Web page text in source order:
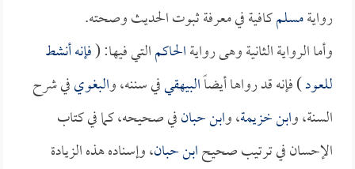
روايةمسلمكافية في معرفة ثبوت الحديث وصحته.
وأما الرواية الثانية وهى روايةالحاكمالتي فيها: (فإنه أنشط
للعود) فإنه قد رواها أيضاًالبيهقيفي سننه، والبغويفي شرح
السنة، وابن خزيمة، وابن حبانفي صحيحه، كما في كتاب
الإحسان في ترتيب صحيحابن حبان، وإسناده هذه الزيادة